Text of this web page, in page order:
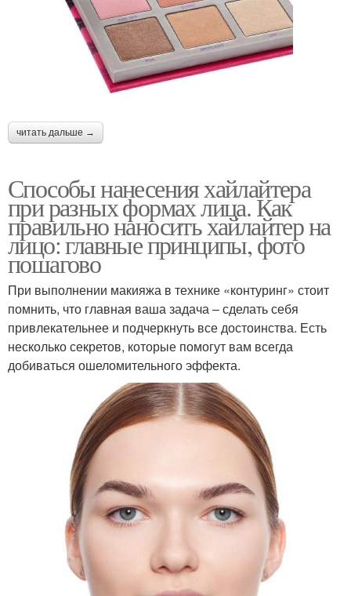
читать дальше →
Способы нанесения хайлайтера
при разных формах лица. Как
правильно наносить хайлайтер на
лицо: главные принципы, фото
пошагово
При выполнении макияжа в технике «контуринг» стоит
помнить, что главная ваша задача – сделать себя
привлекательнее и подчеркнуть все достоинства. Есть
несколько секретов, которые помогут вам всегда
добиваться ошеломительного эффекта.